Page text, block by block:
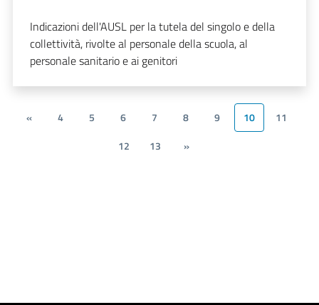
Indicazioni dell'AUSL per la tutela del singolo e della
collettività, rivolte al personale della scuola, al
personale sanitario e ai genitori
« 4 5 6 7 8 9 10
11
12
13 »